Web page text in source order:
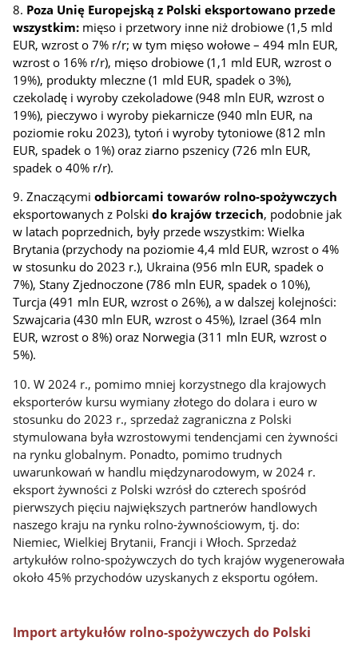
8. Poza Unię Europejską z Polski eksportowano przede
wszystkim: mięso i przetwory inne niż drobiowe (1,5 mld
EUR, wzrost o 7% r/r; w tym mięso wołowe – 494 mln EUR,
wzrost o 16% r/r), mięso drobiowe (1,1 mld EUR, wzrost o
19%), produkty mleczne (1 mld EUR, spadek o 3%),
czekoladę i wyroby czekoladowe (948 mln EUR, wzrost o
19%), pieczywo i wyroby piekarnicze (940 mln EUR, na
poziomie roku 2023), tytoń i wyroby tytoniowe (812 mln
EUR, spadek o 1%) oraz ziarno pszenicy (726 mln EUR,
spadek o 40% r/r).
9. Znaczącymiodbiorcami towarów rolno-spożywczych
eksportowanych z Polskido krajów trzecich, podobnie jak
w latach poprzednich, były przede wszystkim: Wielka
Brytania (przychody na poziomie 4,4 mld EUR, wzrost o 4%
w stosunku do 2023 r.), Ukraina (956 mln EUR, spadek o
7%), Stany Zjednoczone (786 mln EUR, spadek o 10%),
Turcja (491 mln EUR, wzrost o 26%), a w dalszej kolejności:
Szwajcaria (430 mln EUR, wzrost o 45%), Izrael (364 mln
EUR, wzrost o 8%) oraz Norwegia (311 mln EUR, wzrost o
5%).
10. W 2024 r., pomimo mniej korzystnego dla krajowych
eksporterów kursu wymiany złotego do dolara i euro w
stosunku do 2023 r., sprzedaż zagraniczna z Polski
stymulowana była wzrostowymi tendencjami cen żywności
na rynku globalnym. Ponadto, pomimo trudnych
uwarunkowań w handlu międzynarodowym, w 2024 r.
eksport żywności z Polski wzrósł do czterech spośród
pierwszych pięciu największych partnerów handlowych
naszego kraju na rynku rolno-żywnościowym, tj. do:
Niemiec, Wielkiej Brytanii, Francji i Włoch. Sprzedaż
artykułów rolno-spożywczych do tych krajów wygenerowała
około 45% przychodów uzyskanych z eksportu ogółem.
Import artykułów rolno-spożywczych do Polski